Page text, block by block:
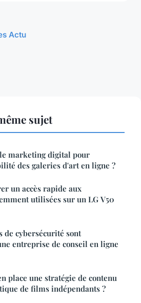
Actu
sujet
marketing digital pour
des galeries d'art en ligne ?
un accès rapide aux
utilisées sur un LG V50
de cybersécurité sont
entreprise de conseil en ligne
place une stratégie de contenu
de films indépendants ?